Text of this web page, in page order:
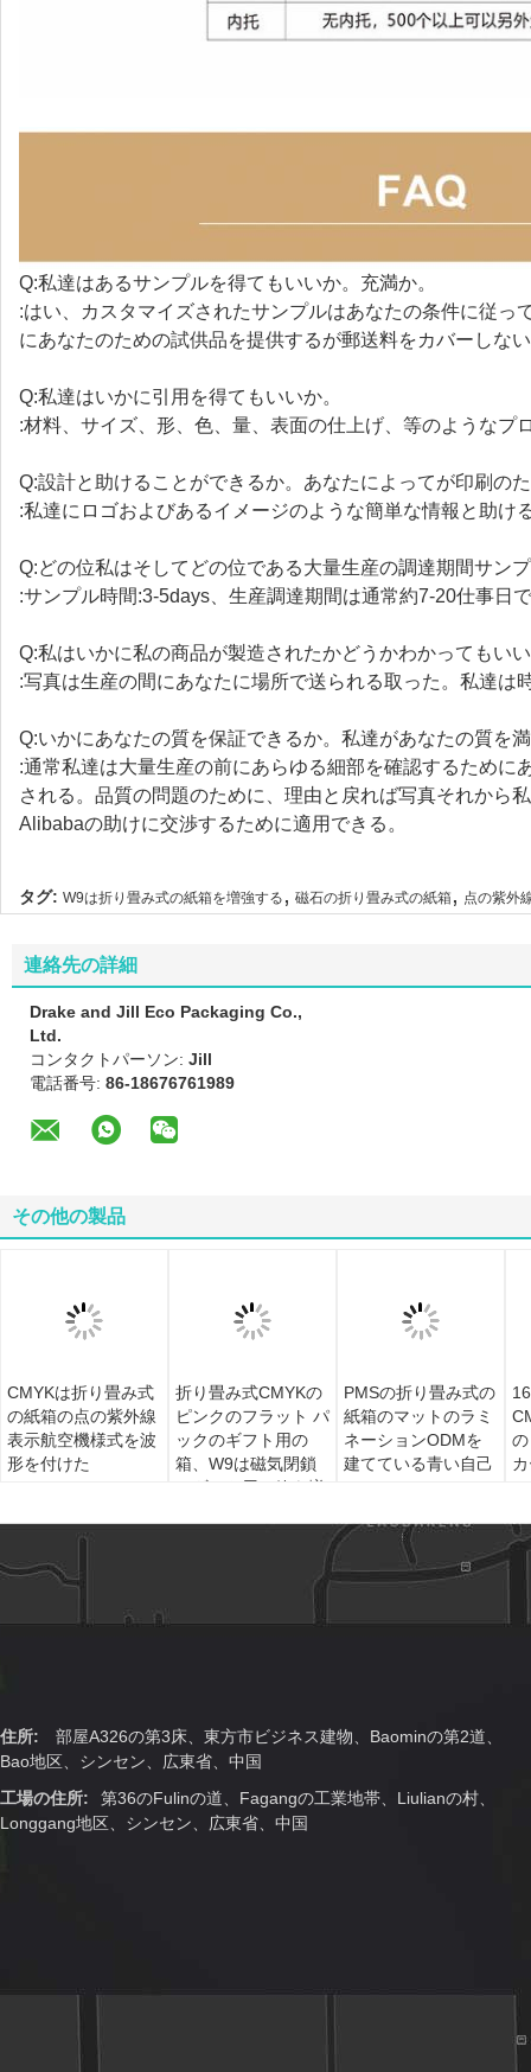
Q:私達はあるサンプルを得てもいいか。充満か。
:はい、カスタマイズされたサンプルはあなたの条件に従
にあなたのための試供品を提供するが郵送料をカバーしな
Q:私達はいかに引用を得てもいいか。
:材料、サイズ、形、色、量、表面の仕上げ、等のようなプ
Q:設計と助けることができるか。あなたによってが印刷の
:私達にロゴおよびあるイメージのような簡単な情報と助
Q:どの位私はそしてどの位である大量生産の調達期間サン
:サンプル時間:3-5days、生産調達期間は通常約7-20仕事日
Q:私はいかに私の商品が製造されたかどうかわかってもい
:写真は生産の間にあなたに場所で送られる取った。私達は
Q:いかにあなたの質を保証できるか。私達があなたの質を
:通常私達は大量生産の前にあらゆる細部を確認するため
される。品質の問題のために、理由と戻れば写真それから
Alibabaの助けに交渉するために適用できる。
タグ: W9は折り畳み式の紙箱を増強する , 磁石の折り畳み式の紙箱 , 点の紫外
連絡先の詳細
Drake and Jill Eco Packaging Co.,
Ltd.
コンタクトパーソン: Jill
電話番号: 86-18676761989
その他の製品
CMYKは折り畳み式
の紙箱の点の紫外線
表示航空機様式を波
形を付けた
折り畳み式CMYKの
ピンクのフラット パ
ックのギフト用の
箱、W9は磁気閉鎖
のギフト用の箱を増
PMSの折り畳み式の
紙箱のマットのラミ
ネーションODMを
建てている青い自己
住所:
部屋A326の第3床、東方市ビジネス建物、Baominの第2道、
Bao地区、シンセン、広東省、中国
工場の住所:
第36のFulinの道、Fagangの工業地帯、Liulianの村、
Longgang地区、シンセン、広東省、中国